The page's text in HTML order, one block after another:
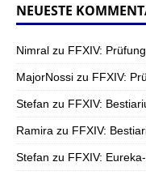
NEUESTE
Nimral zu FFXIV:
MajorNossi zu FFXIV:
Stefan zu FFXIV:
Ramira zu FFXIV:
Stefan zu FFXIV: